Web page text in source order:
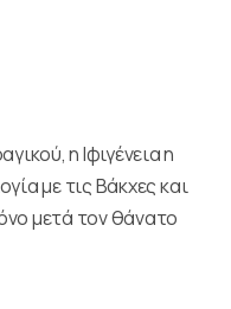
η Ιφιγένεια η
με τις Βάκχες και
μετά τον θάνατο